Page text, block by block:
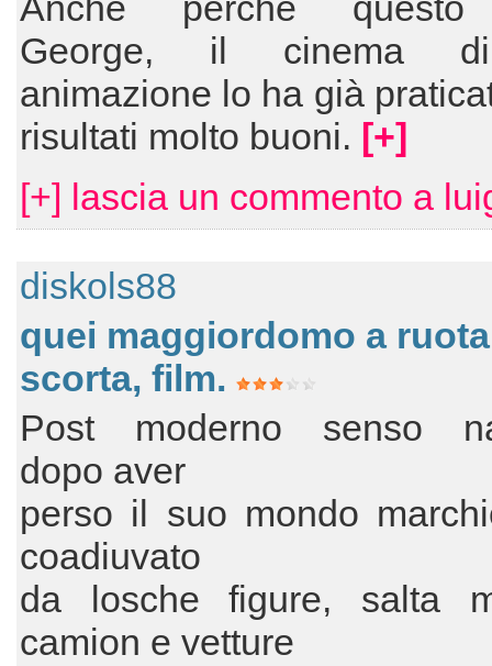
George, il cinema
animazione lo ha già
risultati molto buoni. [+]
[+] lascia un commento a
diskols88
quei maggiordomo a
scorta, film.
Post moderno senso
dopo aver
perso il suo mondo
coadiuvato
da losche figure, salta
camion e vetture